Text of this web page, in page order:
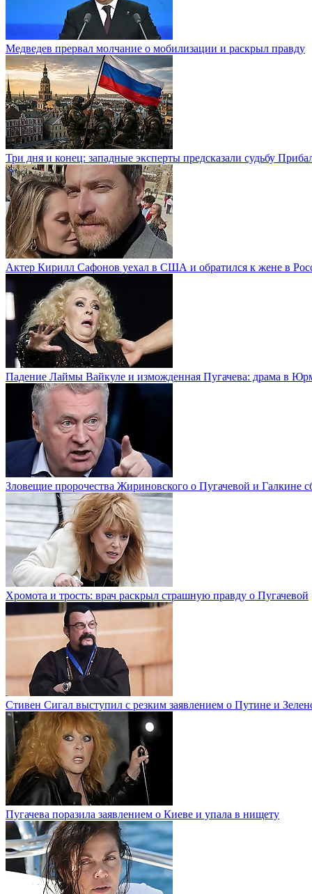
Медведев прервал молчание о мобилизации и раскрыл правду
Три дня и конец: западные эксперты предсказали судьбу
Актер Кирилл Сафонов уехал в США и обратился к жене в
Падение Лаймы Вайкуле и изможденная Пугачева: драма в
Зловещие пророчества Жириновского о Пугачевой и Галкине
Хромота и трость: врач раскрыл страшную правду о Пугачевой
Стивен Сигал выступил с резким заявлением о Путине и
Пугачева поразила заявлением о Киеве и упала в нищету